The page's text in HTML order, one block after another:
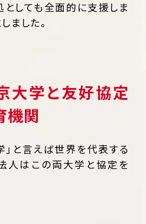
しても全面的に支援しま
ました。
大学と友好協定
機関
」と言えば世界を代表する
人はこの両大学と協定を